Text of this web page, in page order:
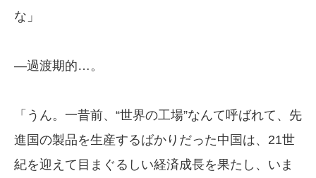
な」
—過渡期的…。
「うん。一昔前、“世界の工場”なんて呼ばれて、先
進国の製品を生産するばかりだった中国は、21世
紀を迎えて目まぐるしい経済成長を果たし、いま